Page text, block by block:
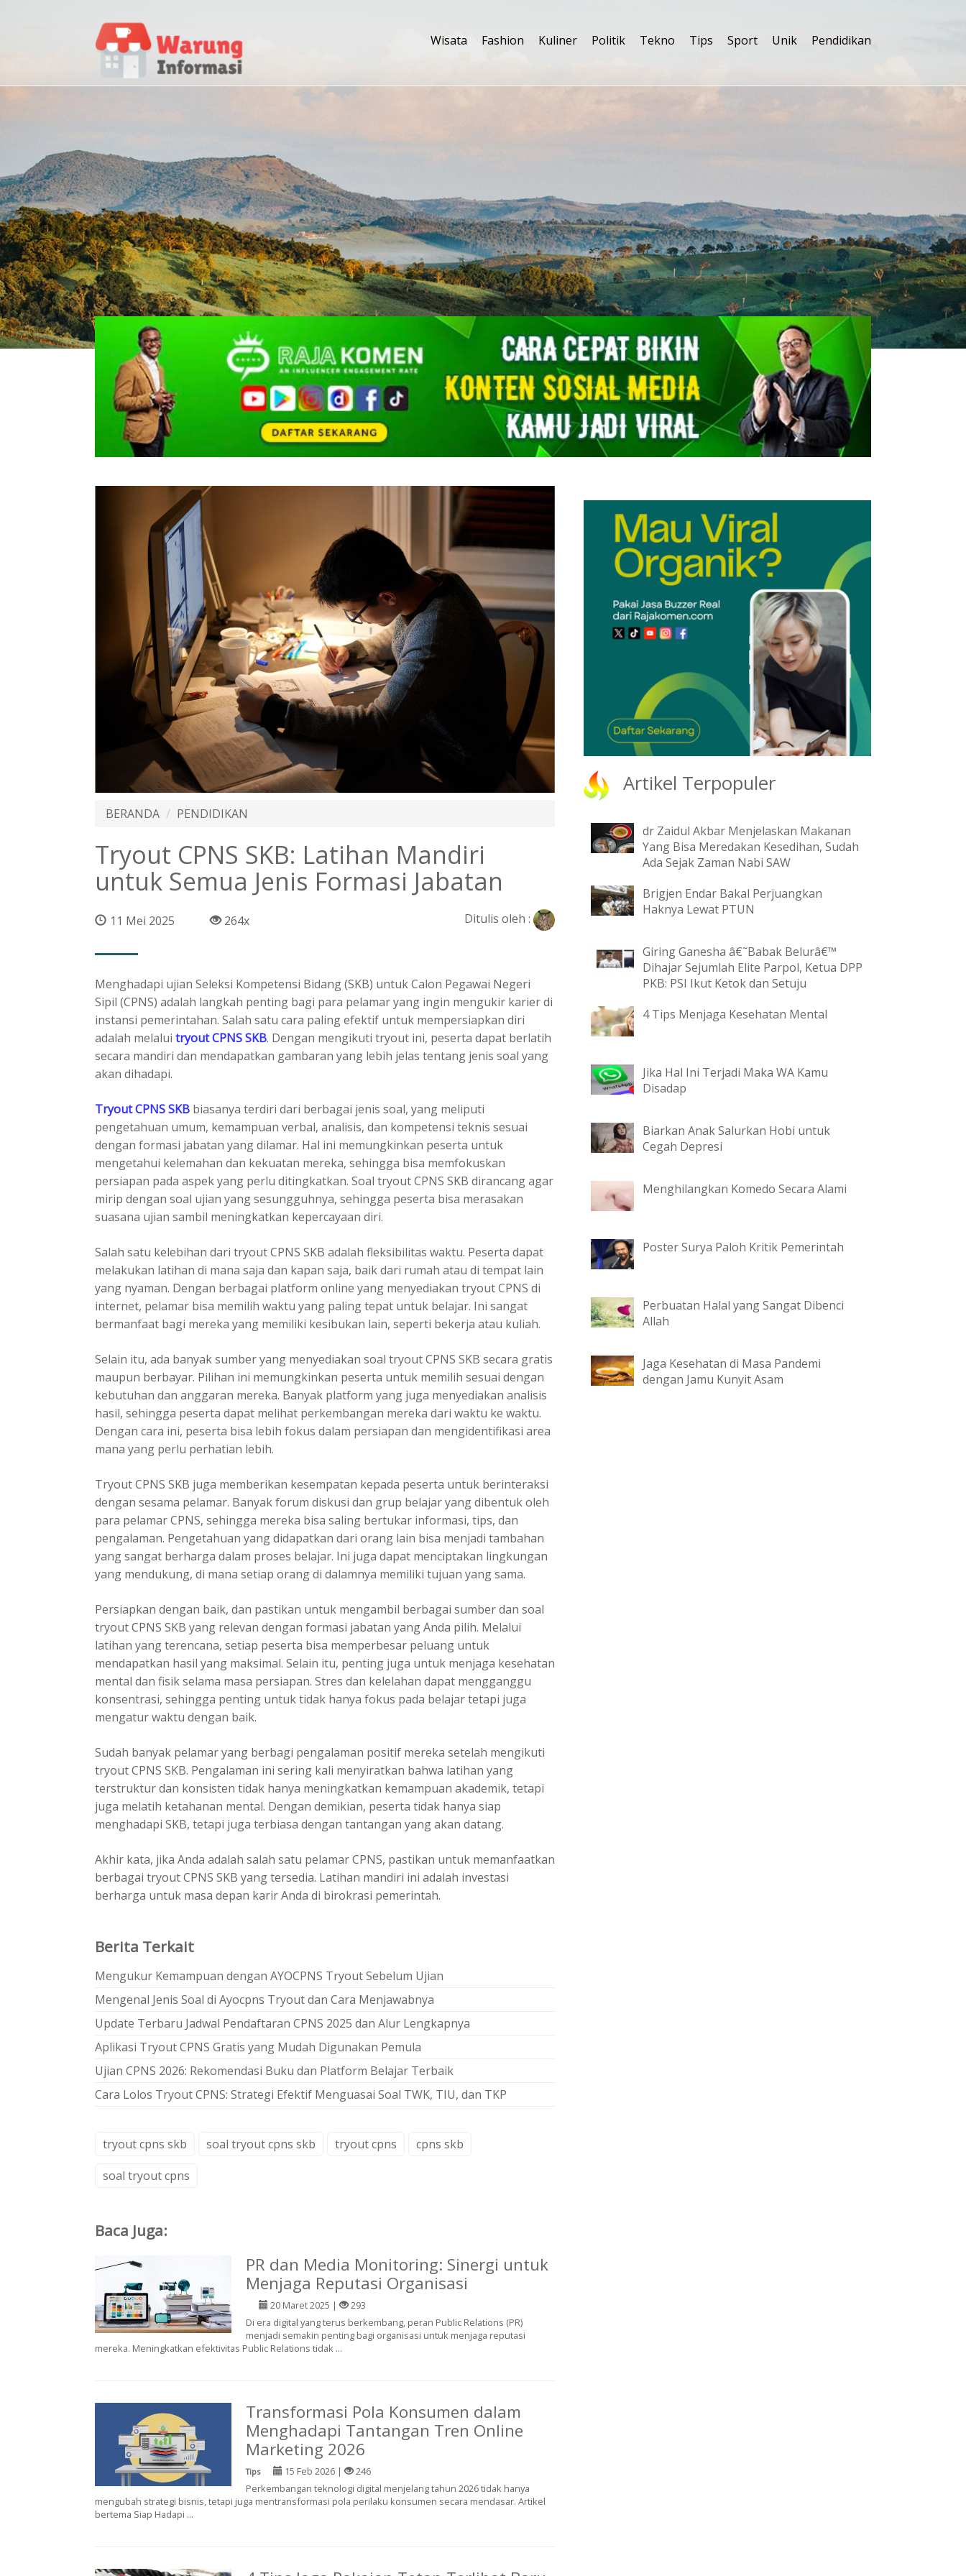
Wisata Fashion Kuliner Politik Tekno Tips Sport Unik Pendidikan
BERANDA PENDIDIKAN
Tryout CPNS SKB: Latihan Mandiri
untuk Semua Jenis Formasi Jabatan
11 Mei 2025 264x Ditulis oleh :
Menghadapi ujian Seleksi Kompetensi Bidang (SKB) untuk Calon Pegawai Negeri
Sipil (CPNS) adalah langkah penting bagi para pelamar yang ingin mengukir karier di
instansi pemerintahan. Salah satu cara paling efektif untuk mempersiapkan diri
adalah melalui tryout CPNS SKB. Dengan mengikuti tryout ini, peserta dapat berlatih
secara mandiri dan mendapatkan gambaran yang lebih jelas tentang jenis soal yang
akan dihadapi.
Tryout CPNS SKB biasanya terdiri dari berbagai jenis soal, yang meliputi
pengetahuan umum, kemampuan verbal, analisis, dan kompetensi teknis sesuai
dengan formasi jabatan yang dilamar. Hal ini memungkinkan peserta untuk
mengetahui kelemahan dan kekuatan mereka, sehingga bisa memfokuskan
persiapan pada aspek yang perlu ditingkatkan. Soal tryout CPNS SKB dirancang agar
mirip dengan soal ujian yang sesungguhnya, sehingga peserta bisa merasakan
suasana ujian sambil meningkatkan kepercayaan diri.
Salah satu kelebihan dari tryout CPNS SKB adalah fleksibilitas waktu. Peserta dapat
melakukan latihan di mana saja dan kapan saja, baik dari rumah atau di tempat lain
yang nyaman. Dengan berbagai platform online yang menyediakan tryout CPNS di
internet, pelamar bisa memilih waktu yang paling tepat untuk belajar. Ini sangat
bermanfaat bagi mereka yang memiliki kesibukan lain, seperti bekerja atau kuliah.
Selain itu, ada banyak sumber yang menyediakan soal tryout CPNS SKB secara gratis
maupun berbayar. Pilihan ini memungkinkan peserta untuk memilih sesuai dengan
kebutuhan dan anggaran mereka. Banyak platform yang juga menyediakan analisis
hasil, sehingga peserta dapat melihat perkembangan mereka dari waktu ke waktu.
Dengan cara ini, peserta bisa lebih fokus dalam persiapan dan mengidentifikasi area
mana yang perlu perhatian lebih.
Tryout CPNS SKB juga memberikan kesempatan kepada peserta untuk berinteraksi
dengan sesama pelamar. Banyak forum diskusi dan grup belajar yang dibentuk oleh
para pelamar CPNS, sehingga mereka bisa saling bertukar informasi, tips, dan
pengalaman. Pengetahuan yang didapatkan dari orang lain bisa menjadi tambahan
yang sangat berharga dalam proses belajar. Ini juga dapat menciptakan lingkungan
yang mendukung, di mana setiap orang di dalamnya memiliki tujuan yang sama.
Persiapkan dengan baik, dan pastikan untuk mengambil berbagai sumber dan soal
tryout CPNS SKB yang relevan dengan formasi jabatan yang Anda pilih. Melalui
latihan yang terencana, setiap peserta bisa memperbesar peluang untuk
mendapatkan hasil yang maksimal. Selain itu, penting juga untuk menjaga kesehatan
mental dan fisik selama masa persiapan. Stres dan kelelahan dapat mengganggu
konsentrasi, sehingga penting untuk tidak hanya fokus pada belajar tetapi juga
mengatur waktu dengan baik.
Sudah banyak pelamar yang berbagi pengalaman positif mereka setelah mengikuti
tryout CPNS SKB. Pengalaman ini sering kali menyiratkan bahwa latihan yang
terstruktur dan konsisten tidak hanya meningkatkan kemampuan akademik, tetapi
juga melatih ketahanan mental. Dengan demikian, peserta tidak hanya siap
menghadapi SKB, tetapi juga terbiasa dengan tantangan yang akan datang.
Akhir kata, jika Anda adalah salah satu pelamar CPNS, pastikan untuk memanfaatkan
berbagai tryout CPNS SKB yang tersedia. Latihan mandiri ini adalah investasi
berharga untuk masa depan karir Anda di birokrasi pemerintah.
Berita Terkait
Mengukur Kemampuan dengan AYOCPNS Tryout Sebelum Ujian
Mengenal Jenis Soal di Ayocpns Tryout dan Cara Menjawabnya
Update Terbaru Jadwal Pendaftaran CPNS 2025 dan Alur Lengkapnya
Aplikasi Tryout CPNS Gratis yang Mudah Digunakan Pemula
Ujian CPNS 2026: Rekomendasi Buku dan Platform Belajar Terbaik
Cara Lolos Tryout CPNS: Strategi Efektif Menguasai Soal TWK, TIU, dan TKP
tryout cpns skb soal tryout cpns skb tryout cpns
cpns skb
soal tryout cpns
Baca Juga:
PR dan Media Monitoring: Sinergi untuk
Menjaga Reputasi Organisasi
20 Maret 2025 |
293
Di era digital yang terus berkembang, peran Public Relations (PR)
menjadi semakin penting bagi organisasi untuk menjaga reputasi
mereka. Meningkatkan efektivitas Public Relations tidak ...
Transformasi Pola Konsumen dalam
Menghadapi Tantangan Tren Online
Marketing 2026
Tips 15 Feb 2026 |
246
Perkembangan teknologi digital menjelang tahun 2026 tidak hanya
mengubah strategi bisnis, tetapi juga mentransformasi pola perilaku konsumen secara mendasar. Artikel
bertema Siap Hadapi ...
Artikel Terpopuler
dr Zaidul Akbar Menjelaskan Makanan
Yang Bisa Meredakan Kesedihan, Sudah
Ada Sejak Zaman Nabi SAW
Brigjen Endar Bakal Perjuangkan
Haknya Lewat PTUN
Giring Ganesha â€˜Babak Belurâ€™
Dihajar Sejumlah Elite Parpol, Ketua DPP
PKB: PSI Ikut Ketok dan Setuju
4 Tips Menjaga Kesehatan Mental
Jika Hal Ini Terjadi Maka WA Kamu
Disadap
Biarkan Anak Salurkan Hobi untuk
Cegah Depresi
Menghilangkan Komedo Secara Alami
Poster Surya Paloh Kritik Pemerintah
Perbuatan Halal yang Sangat Dibenci
Allah
Jaga Kesehatan di Masa Pandemi
dengan Jamu Kunyit Asam